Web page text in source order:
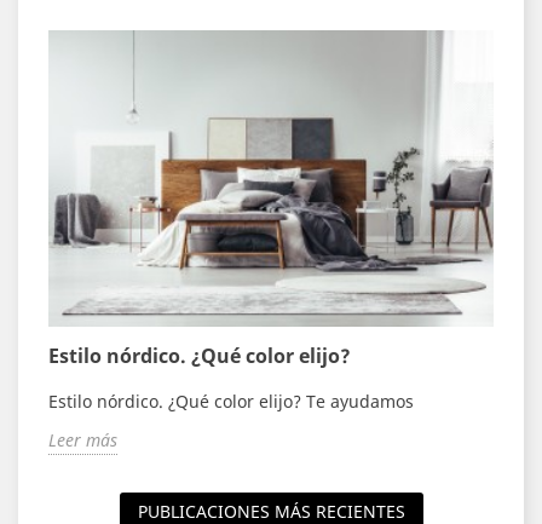
Estilo nórdico. ¿Qué color elijo?
Estilo nórdico. ¿Qué color elijo? Te ayudamos
Leer más
PUBLICACIONES MÁS RECIENTES